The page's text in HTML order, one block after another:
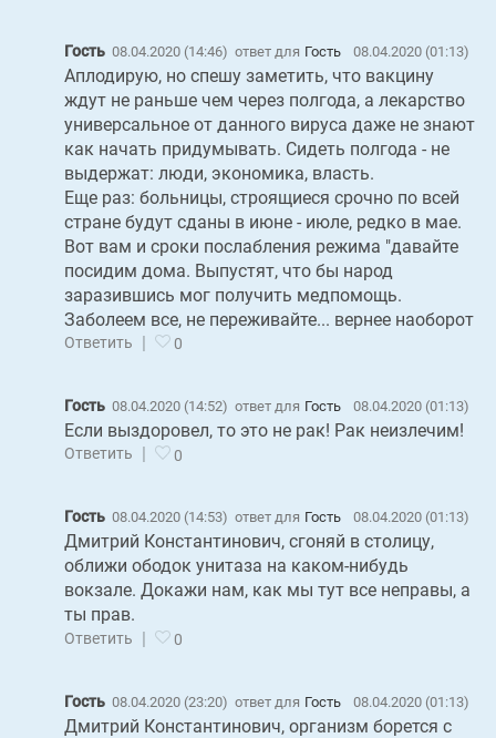
Гость 08.04.2020 (14:46) ответ для Гость 08.04.2020 (01:13)
Аплодирую, но спешу заметить, что вакцину
ждут не раньше чем через полгода, а лекарство
универсальное от данного вируса даже не знают
как начать придумывать. Сидеть полгода - не
выдержат: люди, экономика, власть.
Еще раз: больницы, строящиеся срочно по всей
стране будут сданы в июне - июле, редко в мае.
Вот вам и сроки послабления режима "давайте
посидим дома. Выпустят, что бы народ
заразившись мог получить медпомощь.
Заболеем все, не переживайте... вернее наоборот
Ответить | 0
Гость 08.04.2020 (14:52) ответ для Гость 08.04.2020 (01:13)
Если выздоровел, то это не рак! Рак неизлечим!
Ответить 0
Гость 08.04.2020 (14:53) ответ для Гость 08.04.2020 (01:13)
Дмитрий Константинович, сгоняй в столицу,
оближи ободок унитаза на каком-нибудь
вокзале. Докажи нам, как мы тут все неправы, а
ты прав.
Ответить | 0
Гость 08.04.2020 (23:20) ответ для Гость 08.04.2020 (01:13)
Дмитрий Константинович, организм борется с